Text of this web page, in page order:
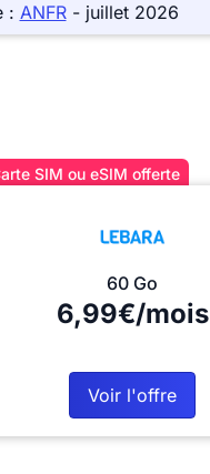
: ANFR- juillet 2026
SIM ou eSIM offerte
60 Go
6,99€/mois
Voir l'offre